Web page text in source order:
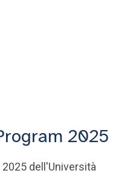
dell'Università
della durata di